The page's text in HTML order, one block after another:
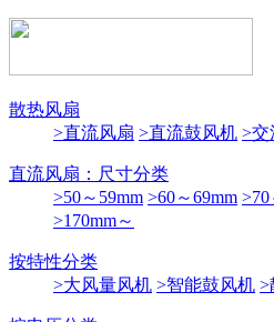
散热风扇
>直流风扇 >直流鼓风机 >交
直流风扇：尺寸分类
>50～59mm >60～69mm >70
>170mm～
按特性分类
>大风量风机 >智能鼓风机 >